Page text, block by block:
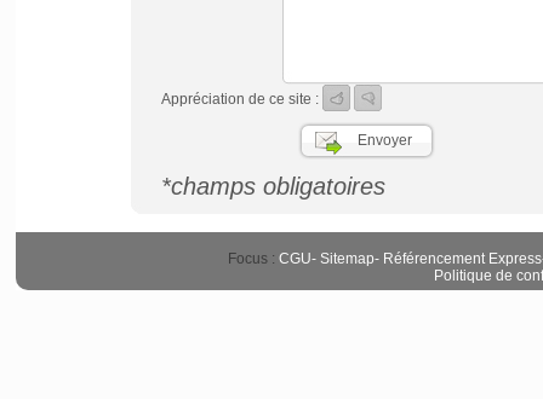
Appréciation de ce site :
*champs obligatoires
Focus : CGU- Sitemap- Référencement Express
Politique de